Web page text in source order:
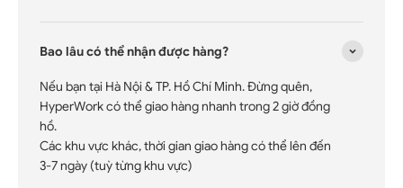
Bao lâu có thể nhận được hàng?
Nếu bạn tại Hà Nội & TP. Hồ Chí Minh. Đừng quên,
HyperWork có thể giao hàng nhanh trong 2 giờ đồng
hồ.
Các khu vực khác, thời gian giao hàng có thể lên đến
3-7 ngày (tuỳ từng khu vực)